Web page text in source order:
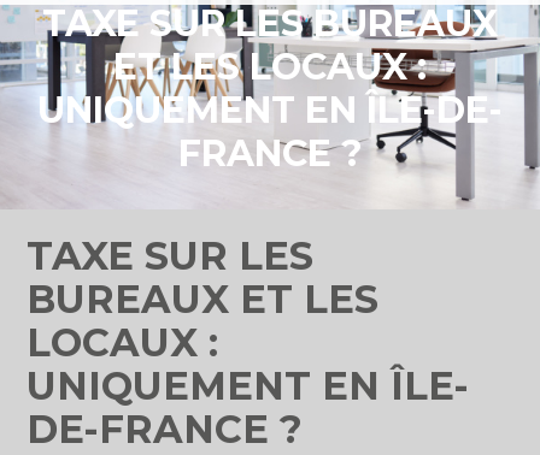
TAXE SUR LES BUREAUX
ET LES LOCAUX :
UNIQUEMENT EN ÎLE-DE-
FRANCE ?
TAXE SUR LES
BUREAUX ET LES
LOCAUX :
UNIQUEMENT EN ÎLE-
DE-FRANCE ?